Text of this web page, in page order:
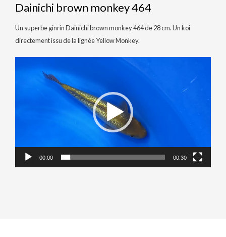
Dainichi brown monkey 464
Un superbe ginrin Dainichi brown monkey 464 de 28 cm. Un koi
directement issu de la lignée Yellow Monkey.
00:00 00:30